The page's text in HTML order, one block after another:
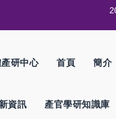
研中心 首頁 簡介
資訊 產官學研知識庫